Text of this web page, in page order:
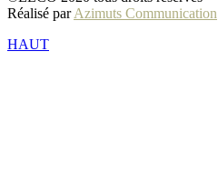
Réalisé parAzimuts Communication
HAUT